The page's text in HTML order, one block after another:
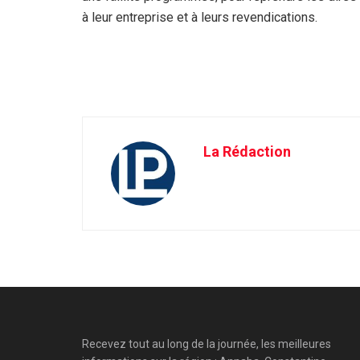
à leur entreprise et à leurs revendications.
La Rédaction
Recevez tout au long de la journée, les meilleures